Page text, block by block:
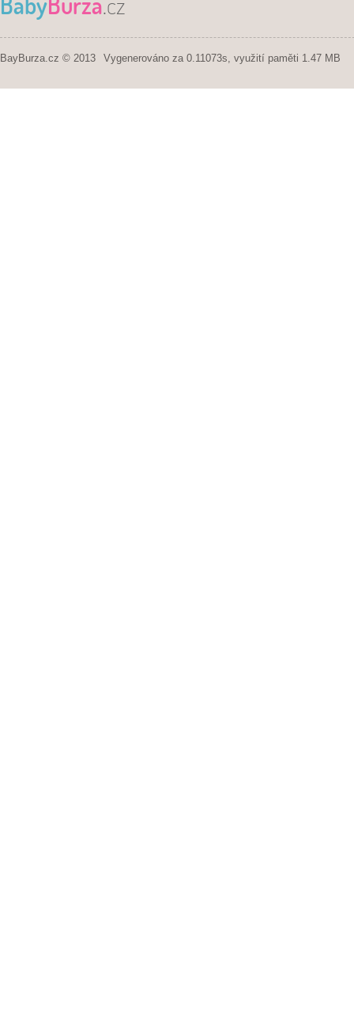
BayBurza.cz © 2013 Vygenerováno za 0.11073s, využití paměti 1.47 MB